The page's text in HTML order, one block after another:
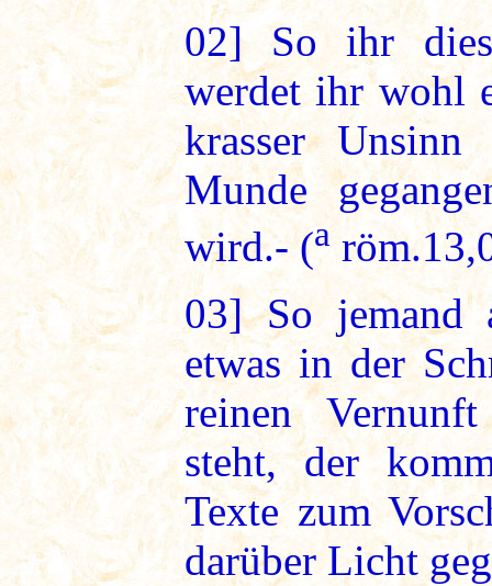
02]So ihr
werdet ihr wohl
krasser
Munde
wird.- (a
03]So jemand
etwas in der
reinen
steht, der
Texte zum
darüber Licht